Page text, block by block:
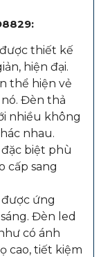
được thiết kế
hiện đại.
thể hiện vẻ
Đèn thả
nhiều không
nhau.
đặc biệt phù
cấp sang
được ứng
Đèn led
có ánh
cao, tiết kiệm